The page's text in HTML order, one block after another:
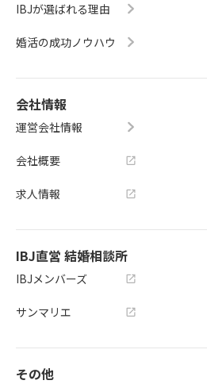
IBJが選ばれる理由
婚活の成功ノウハウ
会社情報
運営会社情報
会社概要
求人情報
IBJ直営 結婚相談所
IBJメンバーズ
サンマリエ
その他